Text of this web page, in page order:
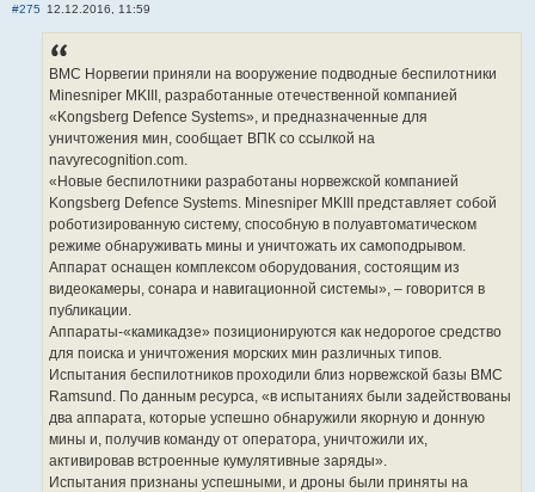
#275 12.12.2016, 11:59
ВМС Норвегии приняли на вооружение подводные беспилотники
Minesniper MKIII, разработанные отечественной компанией
«Kongsberg Defence Systems», и предназначенные для
уничтожения мин, сообщает ВПК со ссылкой на
navyrecognition.com.
«Новые беспилотники разработаны норвежской компанией
Kongsberg Defence Systems. Minesniper MKIII представляет собой
роботизированную систему, способную в полуавтоматическом
режиме обнаруживать мины и уничтожать их самоподрывом.
Аппарат оснащен комплексом оборудования, состоящим из
видеокамеры, сонара и навигационной системы», – говорится в
публикации.
Аппараты-«камикадзе» позиционируются как недорогое средство
для поиска и уничтожения морских мин различных типов.
Испытания беспилотников проходили близ норвежской базы ВМС
Ramsund. По данным ресурса, «в испытаниях были задействованы
два аппарата, которые успешно обнаружили якорную и донную
мины и, получив команду от оператора, уничтожили их,
активировав встроенные кумулятивные заряды».
Испытания признаны успешными, и дроны были приняты на